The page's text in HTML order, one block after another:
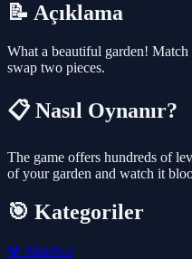
📝 Açıklama
What a beautiful garden!
swap two pieces.
📋 Nasıl Oynanır?
The game offers hundreds of
of your garden and watch it
🎯 Kategoriler
💎 Match-3